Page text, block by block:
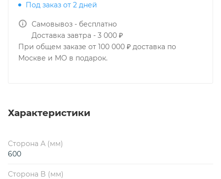
Под заказ от 2 дней
Самовывоз - бесплатно
Доставка завтра - 3 000 ₽
При общем заказе от 100 000 ₽ доставка по
Москве и МО в подарок.
Характеристики
Сторона А (мм)
600
Сторона B (мм)